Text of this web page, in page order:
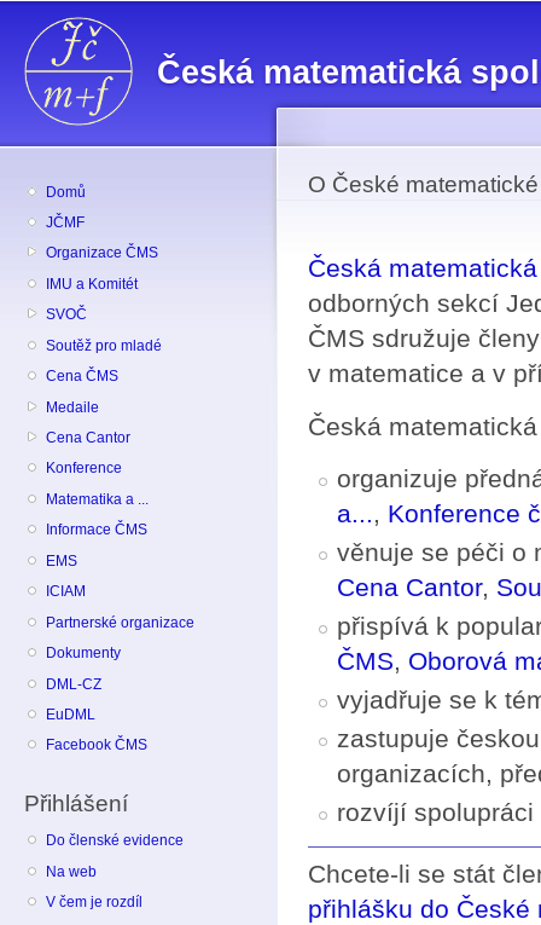
Česká matematická
Domů
JČMF
Organizace ČMS
IMU a Komitét
SVOČ
Soutěž pro mladé
Cena ČMS
Medaile
Cena Cantor
Konference
Matematika a ...
Informace ČMS
EMS
ICIAM
Partnerské organizace
Dokumenty
DML-CZ
EuDML
Facebook ČMS
Přihlášení
Do členské evidence
Na web
V čem je rozdíl
O České
Česká
odborných sekcí
ČMS sdružuje
v matematice a v
Česká
organizuje
a..., Konference
věnuje se péči o
Cena Cantor,
přispívá k
ČMS, Oborová
vyjadřuje se k
zastupuje
organizacích,
rozvíjí
Chcete-li se stát
přihlášku do